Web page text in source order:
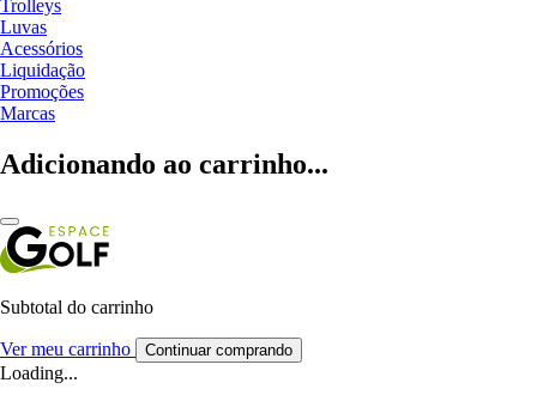
Trolleys
Luvas
Acessórios
Liquidação
Promoções
Marcas
Adicionando ao carrinho...
Subtotal do carrinho
Ver meu carrinho Continuar comprando
Loading...